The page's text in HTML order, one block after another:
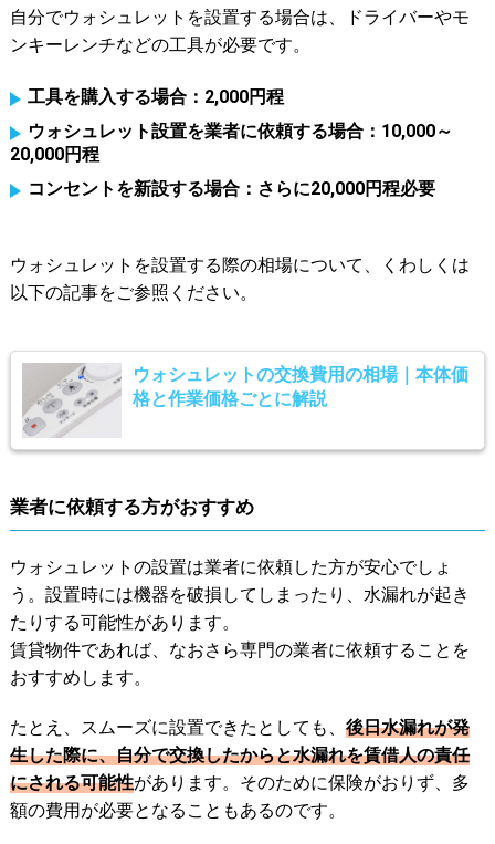
自分でウォシュレットを設置する場合は、ドライバーやモ
ンキーレンチなどの工具が必要です。
工具を購入する場合：2,000円程
ウォシュレット設置を業者に依頼する場合：10,000～
20,000円程
コンセントを新設する場合：さらに20,000円程必要
ウォシュレットを設置する際の相場について、くわしくは
以下の記事をご参照ください。
ウォシュレットの交換費用の相場｜本体価
格と作業価格ごとに解説
業者に依頼する方がおすすめ
ウォシュレットの設置は業者に依頼した方が安心でしょ
う。設置時には機器を破損してしまったり、水漏れが起き
たりする可能性があります。
賃貸物件であれば、なおさら専門の業者に依頼することを
おすすめします。
たとえ、スムーズに設置できたとしても、 後日水漏れが発
生した際に、自分で交換したからと水漏れを賃借人の責任
にされる可能性があります。そのために保険がおりず、多
額の費用が必要となることもあるのです。